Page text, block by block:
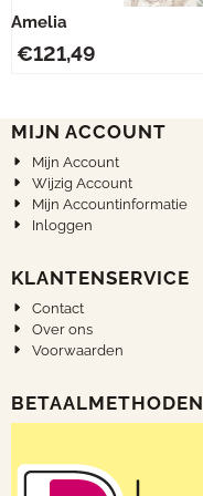
Amelia
€121,49
MIJN ACCOUNT
Mijn Account
Wijzig Account
Mijn Accountinformatie
Inloggen
KLANTENSERVICE
Contact
Over ons
Voorwaarden
BETAALMETHODEN